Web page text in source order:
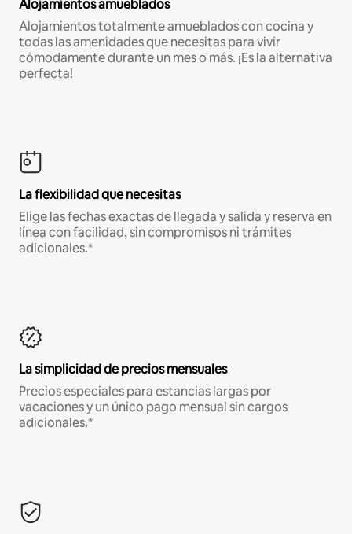
Alojamientos amueblados
Alojamientos totalmente amueblados con cocina y
todas las amenidades que necesitas para vivir
cómodamente durante un mes o más. ¡Es la alternativa
perfecta!
La flexibilidad que necesitas
Elige las fechas exactas de llegada y salida y reserva en
línea con facilidad, sin compromisos ni trámites
adicionales.*
La simplicidad de precios mensuales
Precios especiales para estancias largas por
vacaciones y un único pago mensual sin cargos
adicionales.*